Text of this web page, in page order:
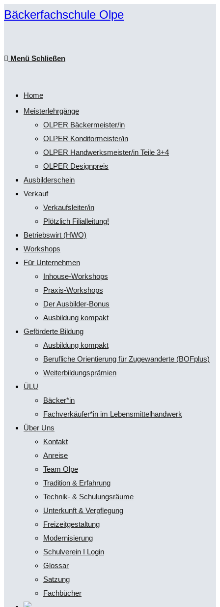
Zum
Bäckerfachschule Olpe
Menü Schließen
Home
Meisterlehrgänge
OLPER Bäckermeister/in
OLPER Konditormeister/in
OLPER Handwerksmeister/in Teile 3+4
OLPER Designpreis
Ausbilderschein
Verkauf
Verkaufsleiter/in
Plötzlich Filialleitung!
Betriebswirt (HWO)
Workshops
Für Unternehmen
Inhouse-Workshops
Praxis-Workshops
Der Ausbilder-Bonus
Ausbildung kompakt
Geförderte Bildung
Ausbildung kompakt
Berufliche Orientierung für Zugewanderte (BOFplus)
Weiterbildungsprämien
ÜLU
Bäcker*in
Fachverkäufer*in im Lebensmittelhandwerk
Über Uns
Kontakt
Anreise
Team Olpe
Tradition & Erfahrung
Technik- & Schulungsräume
Unterkunft & Verpflegung
Freizeitgestaltung
Modernisierung
Schulverein I Login
Glossar
Satzung
Fachbücher